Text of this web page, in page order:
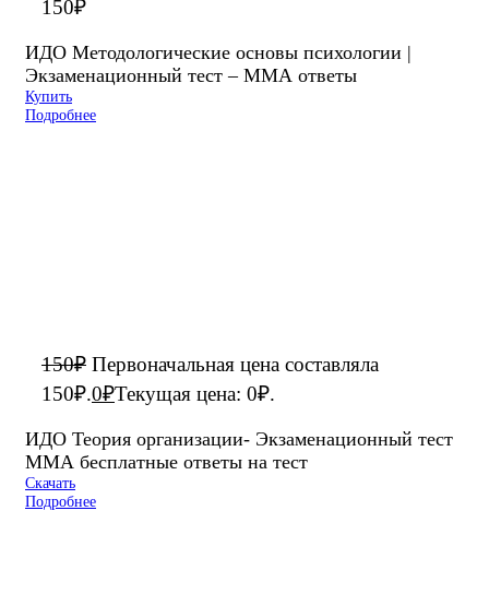
150₽
ИДО Методологические основы психологии |
Экзаменационный тест – ММА ответы
Купить
Подробнее
150₽ Первоначальная цена составляла
150₽.0₽Текущая цена: 0₽.
ИДО Теория организации- Экзаменационный тест
ММА бесплатные ответы на тест
Скачать
Подробнее